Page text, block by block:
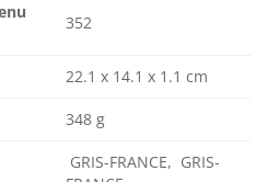
352
22.1 x 14.1 x 1.1 cm
348 g
GRIS-FRANCE, GRIS-